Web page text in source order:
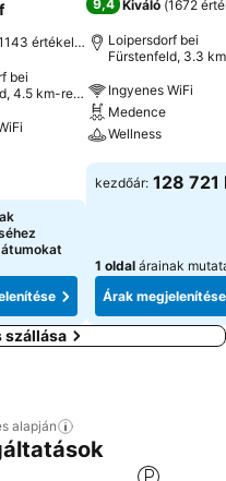
értékelés )
bei
4.5 km-re
9,4 Kiváló (1672
Loipersdorf bei
Fürstenfeld, 3.3
Ingyenes WiFi
Medence
Wellness
Árak
kezdőár: 128 721
1 oldal árainak
Árak megjelenítése
szállása
alapján